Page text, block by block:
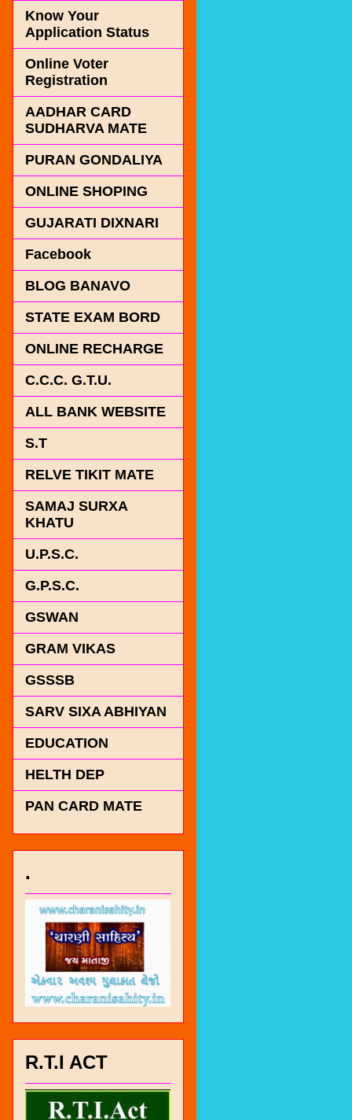
Know Your
Application Status
Online Voter
Registration
AADHAR CARD
SUDHARVA MATE
PURAN GONDALIYA
ONLINE SHOPING
GUJARATI DIXNARI
Facebook
BLOG BANAVO
STATE EXAM BORD
ONLINE RECHARGE
C.C.C. G.T.U.
ALL BANK WEBSITE
S.T
RELVE TIKIT MATE
SAMAJ SURXA
KHATU
U.P.S.C.
G.P.S.C.
GSWAN
GRAM VIKAS
GSSSB
SARV SIXA ABHIYAN
EDUCATION
HELTH DEP
PAN CARD MATE
.
R.T.I ACT